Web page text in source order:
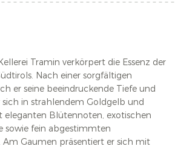
Tramin verkörpert die Essenz der
Nach einer sorgfältigen
er seine beeindruckende Tiefe und
in strahlendem Goldgelb und
Blütennoten, exotischen
sowie fein abgestimmten
Gaumen präsentiert er sich mit